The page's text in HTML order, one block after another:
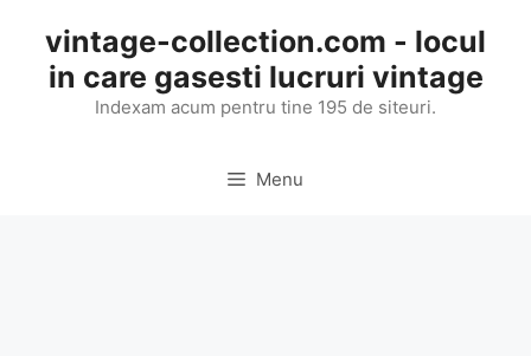
content
vintage-collection.com - locul
in care gasesti lucruri vintage
Indexam acum pentru tine 195 de siteuri.
Menu